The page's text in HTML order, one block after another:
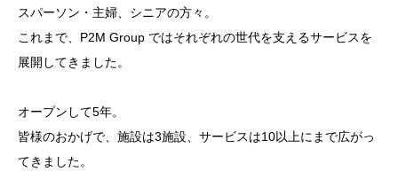
スパーソン・主婦、シニアの方々。
これまで、P2M Group ではそれぞれの世代を支えるサービスを
展開してきました。
オープンして5年。
皆様のおかげで、施設は3施設、サービスは10以上にまで広がっ
てきました。